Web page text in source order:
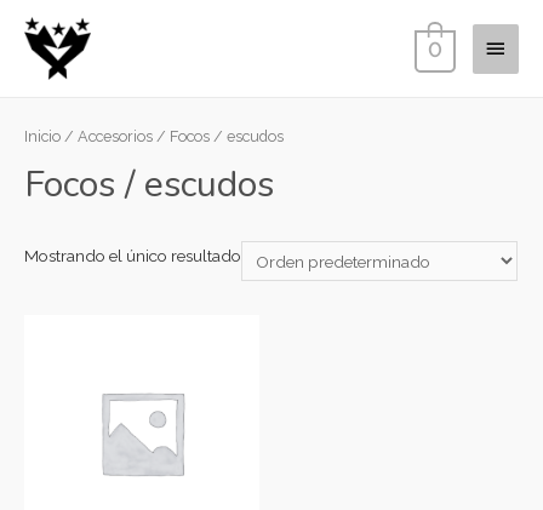
0
Inicio / Accesorios / Focos / escudos
Focos / escudos
Mostrando el único resultado